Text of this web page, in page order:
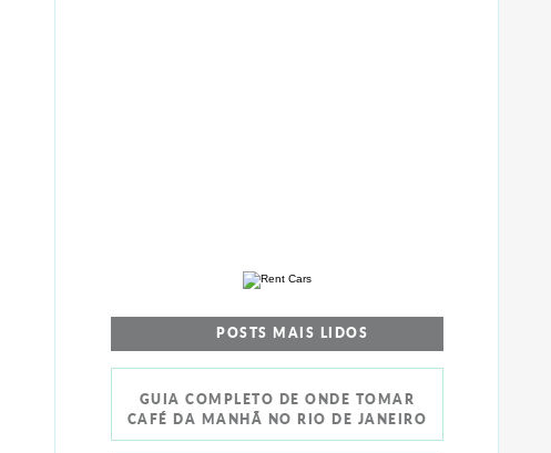
POSTS MAIS LIDOS
GUIA COMPLETO DE ONDE TOMAR
CAFÉ DA MANHÃ NO RIO DE JANEIRO